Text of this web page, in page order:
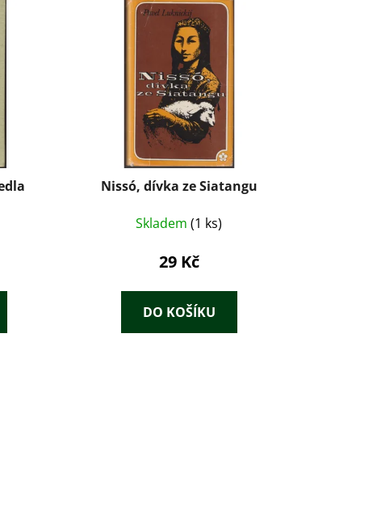
Nissó, dívka ze Siatangu
Skladem(1 ks)
29 Kč
DO KOŠÍKU